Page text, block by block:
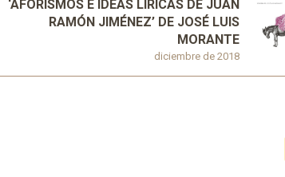
diciembre de 2018
‘AFORISMOS E IDEAS LÍRICAS DE JUAN
RAMÓN JIMÉNEZ’ DE JOSÉ LUIS
MORANTE